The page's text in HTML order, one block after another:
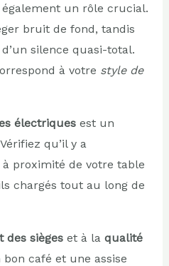
un rôle crucial.
bruit de fond, tandis
silence quasi-total.
à votre style de
électriquesest un
qu’il y a
proximité de votre table
chargés tout au long de
des siègeset à la qualité
bon café et une assise